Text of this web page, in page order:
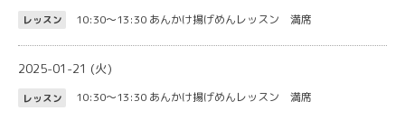
レッスン 10:30～13:30 あんかけ揚げめんレッスン 満席
2025-01-21 (火)
レッスン 10:30～13:30 あんかけ揚げめんレッスン 満席